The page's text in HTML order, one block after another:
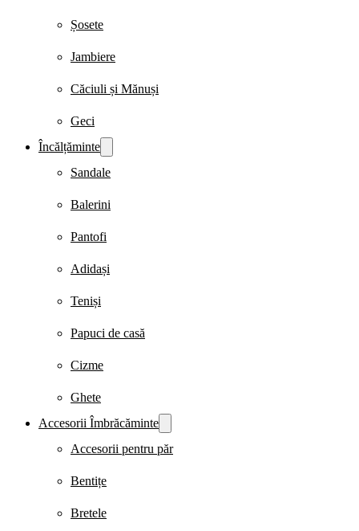
Șosete
Jambiere
Căciuli și Mănuși
Geci
Încălțăminte
Sandale
Balerini
Pantofi
Adidași
Teniși
Papuci de casă
Cizme
Ghete
Accesorii Îmbrăcăminte
Accesorii pentru păr
Bentițe
Bretele